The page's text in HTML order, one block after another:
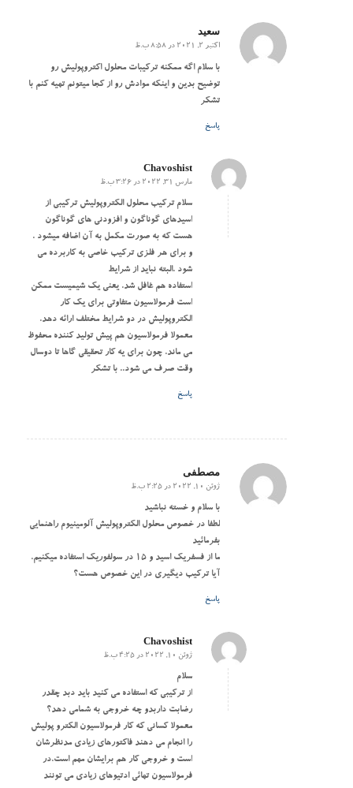
سعید
گفته:اکتبر 2, 2021 در 8:58 ب.ظ
با سلام اگه ممکنه ترکیبات محلول اکتروپولیش رو
توضیح بدین و اینکه موادش رو از کجا میتونم تهیه کنم با
تشکر
پاسخ
Chavoshist
گفته:
مارس 31, 2022 در 3:26 ب.ظ
سلام ترکیب محلول الکتروپولیش ترکیبی از
اسیدهای گوناگون و افزودنی های گوناگون
هست که به صورت مکمل به آن اضافه میشود .
و برای هر فلزی ترکیب خاصی به کاربرده می
شود .البته نباید از شرایط
استفاده هم غافل شد. یعنی یک شیمیست ممکن
است فرمولاسیون متفاوتی برای یک کار
الکتروپولیش در دو شرایط مختلف ارائه دهد.
معمولا فرمولاسیون هم پیش تولید کننده محفوظ
می ماند. چون برای یه کار تحقیقی گاها تا دوسال
وقت صرف می شود.. با تشکر
پاسخ
مصطفی
گفته:ژوئن 10, 2022 در 2:25 ب.ظ
با سلام و خسته نباشید
لطفا در خصوص محلول الکتروپولیش آلومینیوم راهنمایی
بفرمائید
ما از فسفریک اسید و ۱۵ در سولفوریک استفاده میکنیم.
آیا ترکیب دیگیری در این خصوص هست؟
پاسخ
Chavoshist
گفته:ژوئن 10, 2022 در 4:25 ب.ظ
سلام
از ترکیبی که استفاده می کنید باید دبد چقدر
رضابت داربدو چه خروجی به شمامی دهد؟
معمولا کسانی که کار فرمولاسیون الکترو پولیش
را انجام می دهند فاکتورهای زیادی مدنظرشان
است و خروجی کار هم برایشان مهم است.در
فرمولاسیون تهائی ادتیوهای زیادی می تونند